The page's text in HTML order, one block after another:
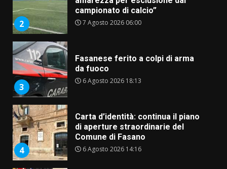
2
campionato di calcio”
7 Agosto 2026 06:00
3
Fasanese ferito a colpi di arma
da fuoco
6 Agosto 2026 18:13
4
Carta d’identità: continua il piano
di aperture straordinarie del
Comune di Fasano
6 Agosto 2026 14:16